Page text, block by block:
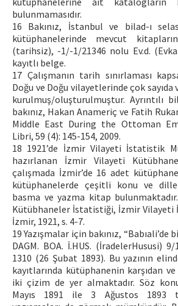
bulunmamasıdır.
16 Bakınız, İstanbul ve bilad-ı
kütüphanelerinde mevcut
(tarihsiz), -1/-1/21346 nolu Ev.d.
kayıtlı belge.
17 Çalışmanın tarih sınırlaması
Doğu ve Doğu vilayetlerinde çok sayıda
kurulmuş/oluşturulmuştur. Ayrıntılı
bakınız, Hakan Anameriç ve Fatih
Middle East During the Ottoman
Libri, 59 (4): 145-154, 2009.
18 1921’de İzmir Vilayeti İstatistik
hazırlanan İzmir Vilayeti
çalışmada İzmir’de 16 adet
kütüphanelerde çeşitli konu ve
basma ve yazma kitap
Kütübhaneler İstatistiği, İzmir
İzmir, 1921, s. 4-7.
19 Yazışmalar için bakınız, “Babıali’de
DAGM. BOA. İ.HUS. (İradelerHususi)
1310 (26 Şubat 1893). Bu yazının
kayıtlarında kütüphanenin karşıdan
iki çizim de yer almaktadır. Söz
Mayıs 1891 ile 3 Ağustos 1893